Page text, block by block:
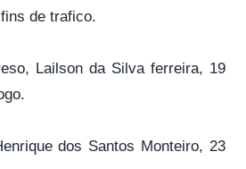
de trafico.
Lailson da Silva ferreira, 19
dos Santos Monteiro, 23